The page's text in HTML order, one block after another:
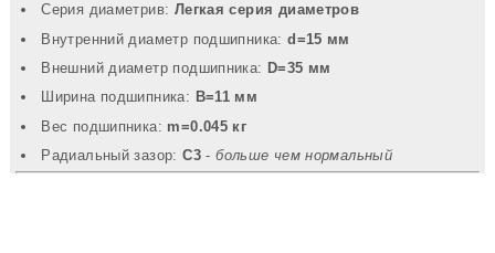
Серия диаметрив: Легкая серия диаметров
Внутренний диаметр подшипника:d=15 мм
Внешний диаметр подшипника: D=35 мм
Ширина подшипника: B=11 мм
Вec подшипника: m=0.045 кг
Радиальный зазор:C3- больше чем нормальный